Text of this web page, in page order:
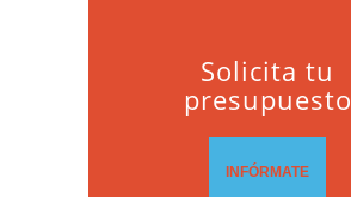
Solicita tu
presupuesto
INFÓRMATE